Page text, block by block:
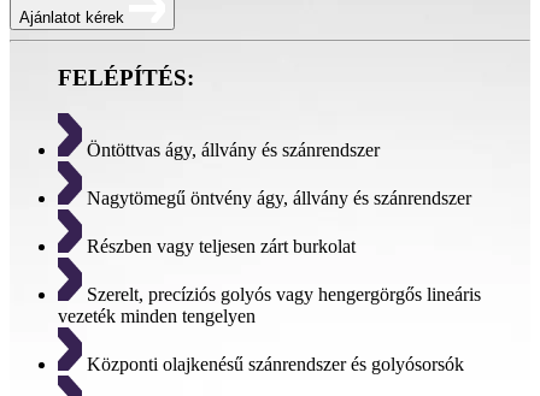
Ajánlatot kérek
FELÉPÍTÉS:
Öntöttvas ágy, állvány és szánrendszer
Nagytömegű öntvény ágy, állvány és szánrendszer
Részben vagy teljesen zárt burkolat
Szerelt, precíziós golyós vagy hengergörgős lineáris
vezeték minden tengelyen
Központi olajkenésű szánrendszer és golyósorsók